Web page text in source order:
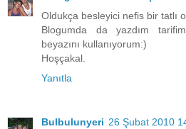
Oldukça besleyici nefis bir tatlı
Blogumda da yazdım
beyazını kullanıyorum:)
Hoşçakal.
Yanıtla
Bulbulunyeri 26 Şubat 2010